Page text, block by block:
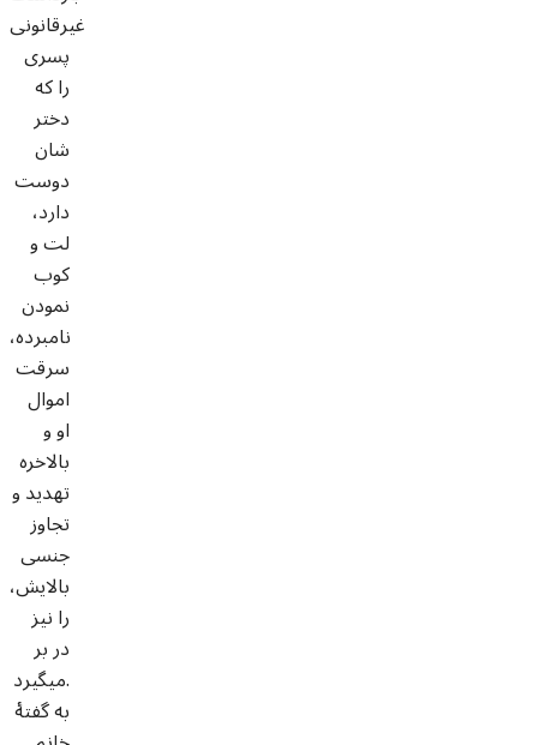
غیرقانونی
پسری
را که
دختر
شان
دوست
دارد،
لت و
کوب
نمودن
نامبرده،
سرقت
اموال
او و
بالاخره
تهدید و
تجاوز
جنسی
بالایش،
را نیز
در بر
میگیرد.
به گفتۀ